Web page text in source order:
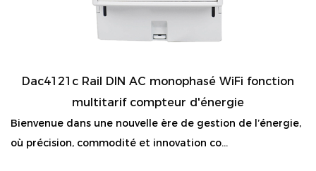
Dac4121c Rail DIN AC monophasé WiFi fonction
multitarif compteur d'énergie
Bienvenue dans une nouvelle ère de gestion de l’énergie,
où précision, commodité et innovation co...